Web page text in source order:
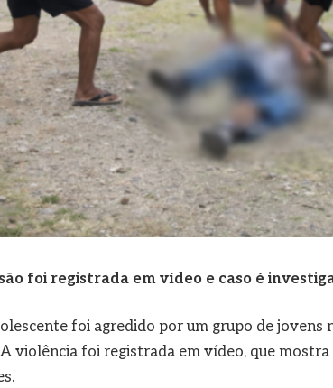
foi registrada em vídeo e caso é
foi agredido por um grupo de jovens
violência foi registrada em vídeo, que